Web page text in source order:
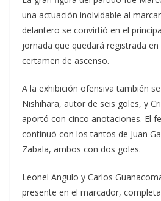
una actuación inolvidable al
delantero se convirtió en el
jornada que quedará registrada
certamen de ascenso.
A la exhibición ofensiva también
Nishihara, autor de seis goles, y
aportó con cinco anotaciones. El
continuó con los tantos de Juan
Zabala, ambos con dos goles.
Leonel Angulo y Carlos
presente en el marcador,